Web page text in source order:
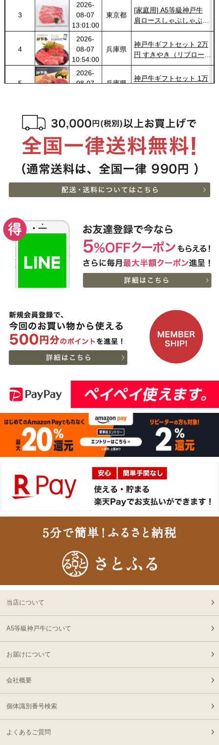
3
2026-
08-07
13:01:00
東京都
[家庭用] A5等級神戸牛
肩ロースしゃぶしゃぶ
200g〜1kg
4
2026-
08-07
10:54:00
兵庫県
神戸牛ギフトセット 2万
円 すきやき（リブロー
ス・肩ロース・ランプ）
600g
5
2026-
08-07
兵庫県
神戸牛ギフトセット 1万
08-07
07:20:00
栃木県
等級神戸牛 焼肉・BBQ
1.5kg)
2026-
08-06
22:23:00
広島県
神戸牛ギフトセット 8千
円 しゃぶしゃぶ（バラ・
プレミアム霜降りもも）
2026-
08-06
21:40:00
熊本県
神戸牛カタログギフト
８千円
9
21:18:00
１万５千円
2026-
08-06
21:05:00
兵庫県
【送料無料】[ギフト]A5
等級神戸牛ハンバーグス
11
08-06
栃木県
[ギフト] A5等級神戸牛
12
08-06
千葉県
[ギフト] A5等級神戸牛
ランプステーキ 200ｇ
2026-
08-06
15:51:00
千葉県
[ギフト] A5等級神戸牛
イチボステーキ 150ｇ(1
14
2026-
08-06
13:58:00
大阪府
[ギフト]A5等級 神戸牛
プレミアムセット（プレ
ミアムロース[200g]・プ
レミアムもも[200g]）ス
ライス肉
15
2026-
08-06
13:58:00
大阪府
出産内祝に命名札 大
切なお名前のお披露目に
（商品と一緒にご購入下
13:58:00
17
13:18:00
大阪府
神戸牛ギフトセット 1万
円 赤身セット すきやき
2026-
08-06
13:18:00
大阪府
切なお名前のお披露目に
2026-
08-06
12:40:00
神奈川
県
神戸牛カタログギフト
８千円
2026-
神戸牛食べ比べセット 焼
21
06:55:00
22
08-06
北海道
A5等級 神戸牛 もも ブロ
24
当店について
A5等級神戸牛について
お届けについて
会社概要
個体識別番号検索
よくあるご質問